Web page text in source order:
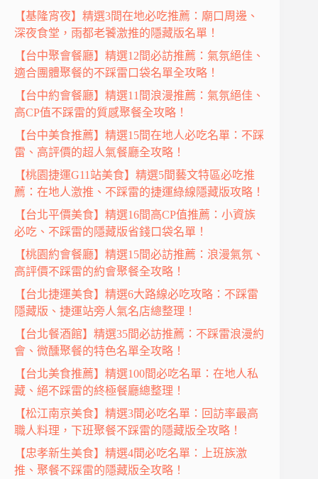
【基隆宵夜】精選3間在地必吃推薦：廟口周邊、
深夜食堂，雨都老饕激推的隱藏版名單！
【台中聚會餐廳】精選12間必訪推薦：氣氛絕佳、
適合團體聚餐的不踩雷口袋名單全攻略！
【台中約會餐廳】精選11間浪漫推薦：氣氛絕佳、
高CP值不踩雷的質感聚餐全攻略！
【台中美食推薦】精選15間在地人必吃名單：不踩
雷、高評價的超人氣餐廳全攻略！
【桃園捷運G11站美食】精選5間藝文特區必吃推
薦：在地人激推、不踩雷的捷運綠線隱藏版攻略！
【台北平價美食】精選16間高CP值推薦：小資族
必吃、不踩雷的隱藏版省錢口袋名單！
【桃園約會餐廳】精選15間必訪推薦：浪漫氣氛、
高評價不踩雷的約會聚餐全攻略！
【台北捷運美食】精選6大路線必吃攻略：不踩雷
隱藏版、捷運站旁人氣名店總整理！
【台北餐酒館】精選35間必訪推薦：不踩雷浪漫約
會、微醺聚餐的特色名單全攻略！
【台北美食推薦】精選100間必吃名單：在地人私
藏、絕不踩雷的終極餐廳總整理！
【松江南京美食】精選3間必吃名單：回訪率最高
職人料理，下班聚餐不踩雷的隱藏版全攻略！
【忠孝新生美食】精選4間必吃名單：上班族激
推、聚餐不踩雷的隱藏版全攻略！